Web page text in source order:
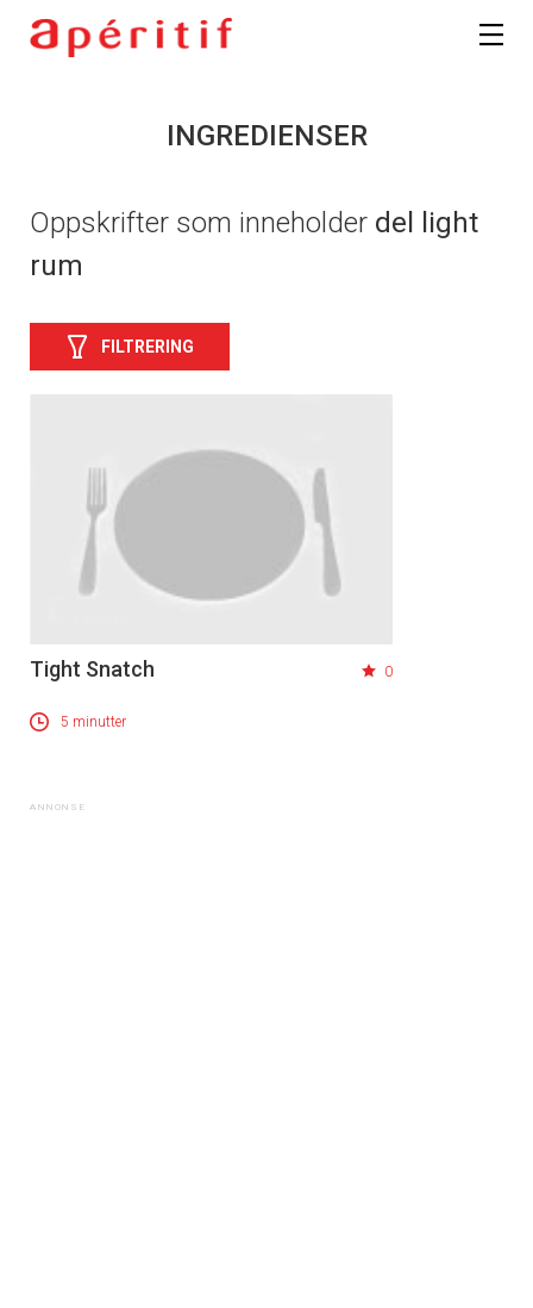
INGREDIENSER
Oppskrifter som inneholder del light
rum
FILTRERING
Tight Snatch 0
5 minutter